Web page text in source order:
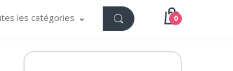
les catégories 0